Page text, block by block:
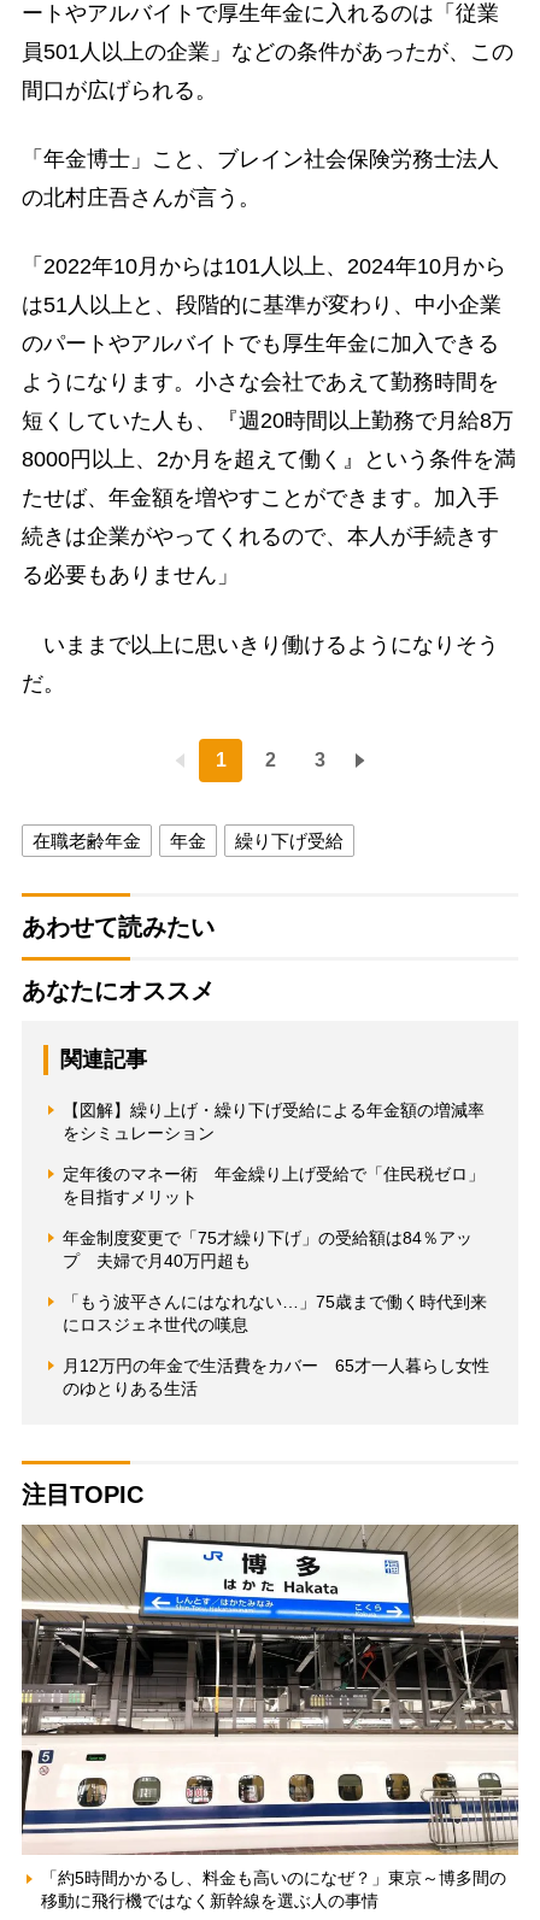
ートやアルバイトで厚生年金に入れるのは「従業
員501人以上の企業」などの条件があったが、この
間口が広げられる。
「年金博士」こと、ブレイン社会保険労務士法人
の北村庄吾さんが言う。
「2022年10月からは101人以上、2024年10月から
は51人以上と、段階的に基準が変わり、中小企業
のパートやアルバイトでも厚生年金に加入できる
ようになります。小さな会社であえて勤務時間を
短くしていた人も、『週20時間以上勤務で月給8万
8000円以上、2か月を超えて働く』という条件を満
たせば、年金額を増やすことができます。加入手
続きは企業がやってくれるので、本人が手続きす
る必要もありません」
いままで以上に思いきり働けるようになりそう
だ。
1 2 3
在職老齢年金 年金 繰り下げ受給
あわせて読みたい
あなたにオススメ
関連記事
【図解】繰り上げ・繰り下げ受給による年金額の増減率
をシミュレーション
定年後のマネー術 年金繰り上げ受給で「住民税ゼロ」
を目指すメリット
年金制度変更で「75才繰り下げ」の受給額は84％アッ
プ 夫婦で月40万円超も
「もう波平さんにはなれない…」75歳まで働く時代到来
にロスジェネ世代の嘆息
月12万円の年金で生活費をカバー 65才一人暮らし女性
のゆとりある生活
注目TOPIC
「約5時間かかるし、料金も高いのになぜ？」東京～博多間の
移動に飛行機ではなく新幹線を選ぶ人の事情